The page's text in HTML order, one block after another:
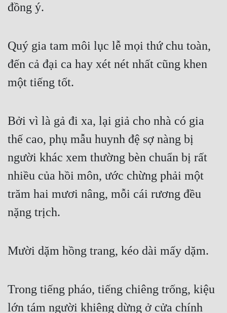
đồng ý.
Quý gia tam môi lục lễ mọi thứ chu toàn,
đến cả đại ca hay xét nét nhất cũng khen
một tiếng tốt.
Bởi vì là gả đi xa, lại giả cho nhà có gia
thế cao, phụ mẫu huynh đệ sợ nàng bị
người khác xem thường bèn chuẩn bị rất
nhiều của hồi môn, ước chừng phải một
trăm hai mươi nâng, mỗi cái rương đều
nặng trịch.
Mười dặm hồng trang, kéo dài mấy dặm.
Trong tiếng pháo, tiếng chiêng trống, kiệu
lớn tám người khiêng dừng ở cửa chính